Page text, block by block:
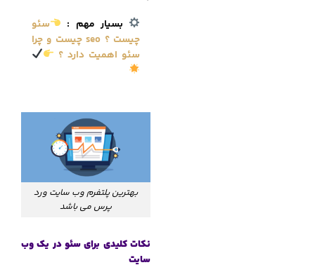
بسیار مهم :
سئو
چیست ؟ seo چیست و چرا
سئو اهمیت دارد ؟
بهترین پلتفرم وب سایت ورد
پرس می باشد
نکات کلیدی برای سئو در یک وب
سایت